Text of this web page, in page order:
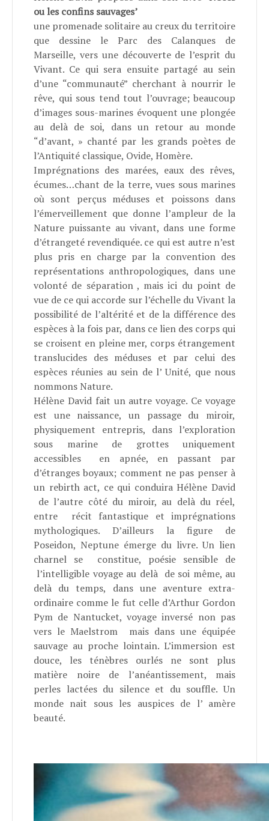
ou les confins sauvages’
une promenade solitaire au creux du territoire
que dessine le Parc des Calanques de
Marseille, vers une découverte de l’esprit du
Vivant. Ce qui sera ensuite partagé au sein
d’une “communauté” cherchant à nourrir le
rêve, qui sous tend tout l’ouvrage; beaucoup
d’images sous-marines évoquent une plongée
au delà de soi, dans un retour au monde
“d’avant, » chanté par les grands poètes de
l’Antiquité classique, Ovide, Homère.
Imprégnations des marées, eaux des rêves,
écumes…chant de la terre, vues sous marines
où sont perçus méduses et poissons dans
l’émerveillement que donne l’ampleur de la
Nature puissante au vivant, dans une forme
d’étrangeté revendiquée. ce qui est autre n’est
plus pris en charge par la convention des
représentations anthropologiques, dans une
volonté de séparation , mais ici du point de
vue de ce qui accorde sur l’échelle du Vivant la
possibilité de l’altérité et de la différence des
espèces à la fois par, dans ce lien des corps qui
se croisent en pleine mer, corps étrangement
translucides des méduses et par celui des
espèces réunies au sein de l’ Unité, que nous
nommons Nature.
Hélène David fait un autre voyage. Ce voyage
est une naissance, un passage du miroir,
physiquement entrepris, dans l’exploration
sous marine de grottes uniquement
accessibles en apnée, en passant par
d’étranges boyaux; comment ne pas penser à
un rebirth act, ce qui conduira Hélène David
de l’autre côté du miroir, au delà du réel,
entre récit fantastique et imprégnations
mythologiques. D’ailleurs la figure de
Poseidon, Neptune émerge du livre. Un lien
charnel se constitue, poésie sensible de
l’intelligible voyage au delà de soi même, au
delà du temps, dans une aventure extra-
ordinaire comme le fut celle d’Arthur Gordon
Pym de Nantucket, voyage inversé non pas
vers le Maelstrom mais dans une équipée
sauvage au proche lointain. L’immersion est
douce, les ténèbres ourlés ne sont plus
matière noire de l’anéantissement, mais
perles lactées du silence et du souffle. Un
monde nait sous les auspices de l’ amère
beauté.